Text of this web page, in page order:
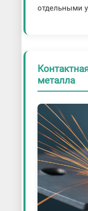
отдельными
металла